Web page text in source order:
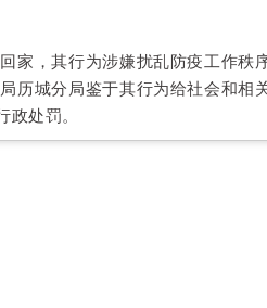
家，其行为涉嫌扰乱防疫工作秩
历城分局鉴于其行为给社会和相
处罚。